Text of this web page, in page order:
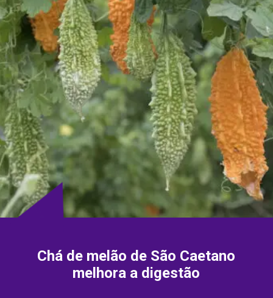
Chá de melão de São Caetano
melhora a digestão